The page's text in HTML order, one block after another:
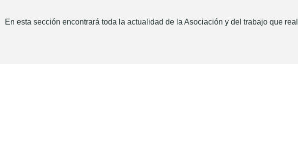
En esta sección encontrará toda la actualidad de la Asociación y del trabajo que